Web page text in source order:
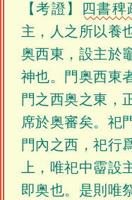
【考證】 四書稗
主，人之所以養
奥西東，設主於
神也。門奥西東
門之西奥之東，
席於奥審矣。祀
門內之西，祀行
上，唯祀中霤設
即奥也。是則唯